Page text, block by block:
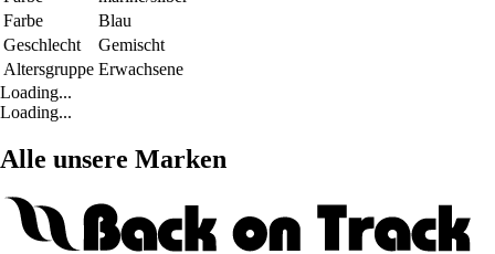
Farbe
Blau
Geschlecht
Gemischt
Altersgruppe Erwachsene
Loading...
Loading...
Alle unsere Marken